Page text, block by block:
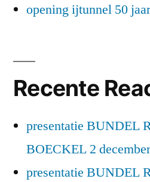
opening ijtunnel 50
Recente
presentatie BUNDEL
BOECKEL 2
presentatie BUNDEL